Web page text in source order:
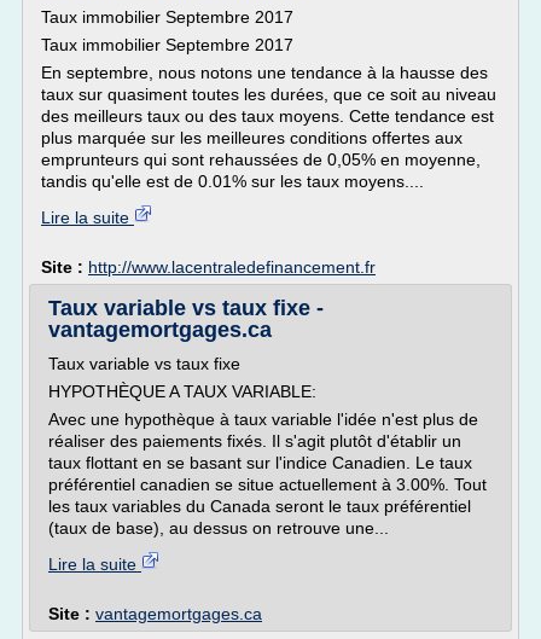
Taux immobilier Septembre 2017
Taux immobilier Septembre 2017
En septembre, nous notons une tendance à la hausse des
taux sur quasiment toutes les durées, que ce soit au niveau
des meilleurs taux ou des taux moyens. Cette tendance est
plus marquée sur les meilleures conditions offertes aux
emprunteurs qui sont rehaussées de 0,05% en moyenne,
tandis qu'elle est de 0.01% sur les taux moyens....
Lire la suite
Site : http://www.lacentraledefinancement.fr
Taux variable vs taux fixe -
vantagemortgages.ca
Taux variable vs taux fixe
HYPOTHÈQUE A TAUX VARIABLE:
Avec une hypothèque à taux variable l'idée n'est plus de
réaliser des paiements fixés. Il s'agit plutôt d'établir un
taux flottant en se basant sur l'indice Canadien. Le taux
préférentiel canadien se situe actuellement à 3.00%. Tout
les taux variables du Canada seront le taux préférentiel
(taux de base), au dessus on retrouve une...
Lire la suite
Site : vantagemortgages.ca